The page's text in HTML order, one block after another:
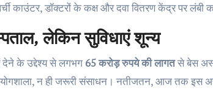
काउंटर, डॉक्टरों के कक्ष और दवा वितरण केंद्र पर लंबी
लेकिन सुविधाएं शून्य
देने के उद्देश्य से लगभग 65 करोड़ रुपये की लागतसे बेस
न ही जरूरी संसाधन। नतीजतन, आज तक इस